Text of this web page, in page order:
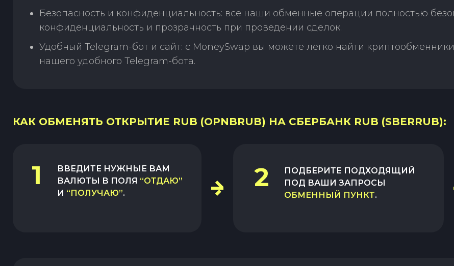
Безопасность и конфиденциальность: все наши обменные операции полностью
конфиденциальность и прозрачность при проведении сделок.
Удобный Telegram-бот и сайт: с MoneySwap вы можете легко найти
нашего удобного Telegram-бота.
КАК ОБМЕНЯТЬ ОТКРЫТИЕ RUB (OPNBRUB) НА СБЕРБАНК RUB (SBERRUB):
1
ВВЕДИТЕ НУЖНЫЕ ВАМ
ВАЛЮТЫ В ПОЛЯ “ОТДАЮ”
И “ПОЛУЧАЮ”.
2
ПОДБЕРИТЕ ПОДХОДЯЩИЙ
ПОД ВАШИ ЗАПРОСЫ
ОБМЕННЫЙ ПУНКТ.